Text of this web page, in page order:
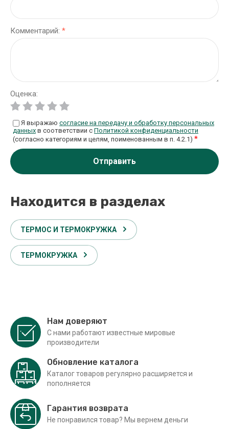
Комментарий: *
Оценка:
Я выражаю согласие на передачу и обработку персональных
данных в соответствии с Политикой конфиденциальности
(согласно категориям и целям, поименованным в п. 4.2.1) *
Отправить
Находится в разделах
ТЕРМОС И ТЕРМОКРУЖКА
ТЕРМОКРУЖКА
Нам доверяют
С нами работают известные мировые
производители
Обновление каталога
Каталог товаров регулярно расширяется и
пополняется
Гарантия возврата
Не понравился товар? Мы вернем деньги